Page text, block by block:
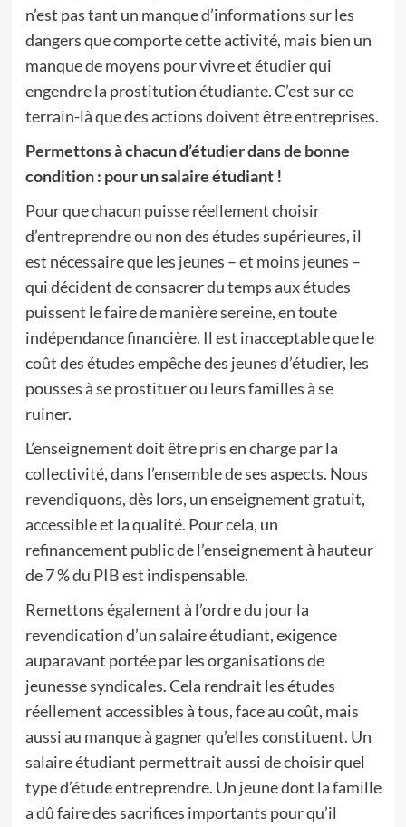
n’est pas tant un manque d’informations sur les
dangers que comporte cette activité, mais bien un
manque de moyens pour vivre et étudier qui
engendre la prostitution étudiante. C’est sur ce
terrain-là que des actions doivent être entreprises.
Permettons à chacun d’étudier dans de bonne
condition : pour un salaire étudiant !
Pour que chacun puisse réellement choisir
d’entreprendre ou non des études supérieures, il
est nécessaire que les jeunes – et moins jeunes –
qui décident de consacrer du temps aux études
puissent le faire de manière sereine, en toute
indépendance financière. Il est inacceptable que le
coût des études empêche des jeunes d’étudier, les
pousses à se prostituer ou leurs familles à se
ruiner.
L’enseignement doit être pris en charge par la
collectivité, dans l’ensemble de ses aspects. Nous
revendiquons, dès lors, un enseignement gratuit,
accessible et la qualité. Pour cela, un
refinancement public de l’enseignement à hauteur
de 7 % du PIB est indispensable.
Remettons également à l’ordre du jour la
revendication d’un salaire étudiant, exigence
auparavant portée par les organisations de
jeunesse syndicales. Cela rendrait les études
réellement accessibles à tous, face au coût, mais
aussi au manque à gagner qu’elles constituent. Un
salaire étudiant permettrait aussi de choisir quel
type d’étude entreprendre. Un jeune dont la famille
a dû faire des sacrifices importants pour qu’il